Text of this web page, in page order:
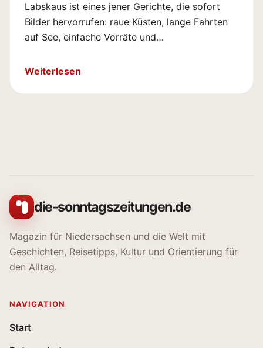
Labskaus ist eines jener Gerichte, die sofort
Bilder hervorrufen: raue Küsten, lange Fahrten
auf See, einfache Vorräte und…
Weiterlesen
die-sonntagszeitungen.de
Magazin für Niedersachsen und die Welt mit
Geschichten, Reisetipps, Kultur und Orientierung für
den Alltag.
NAVIGATION
Start